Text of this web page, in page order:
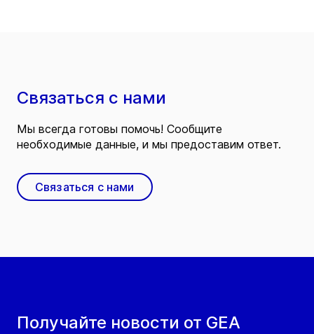
Получайте новости от GEA
Связаться с нами
Мы всегда готовы помочь! Сообщите
необходимые данные, и мы предоставим ответ.
Связаться с нами